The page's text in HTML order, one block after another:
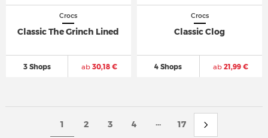
Crocs
Classic The Grinch Lined
3 Shops ab 30,18 €
Crocs
Classic Clog
4 Shops ab 21,99 €
1 2 3 4 ... 17